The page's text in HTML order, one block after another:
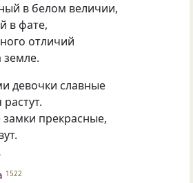
в белом величии,
в фате,
отличий
земле.
девочки славные
прекрасные,
1522